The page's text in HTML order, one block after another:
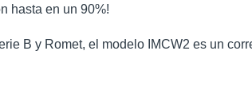
hasta en un 90%!
B y Romet, el modelo IMCW2 es un